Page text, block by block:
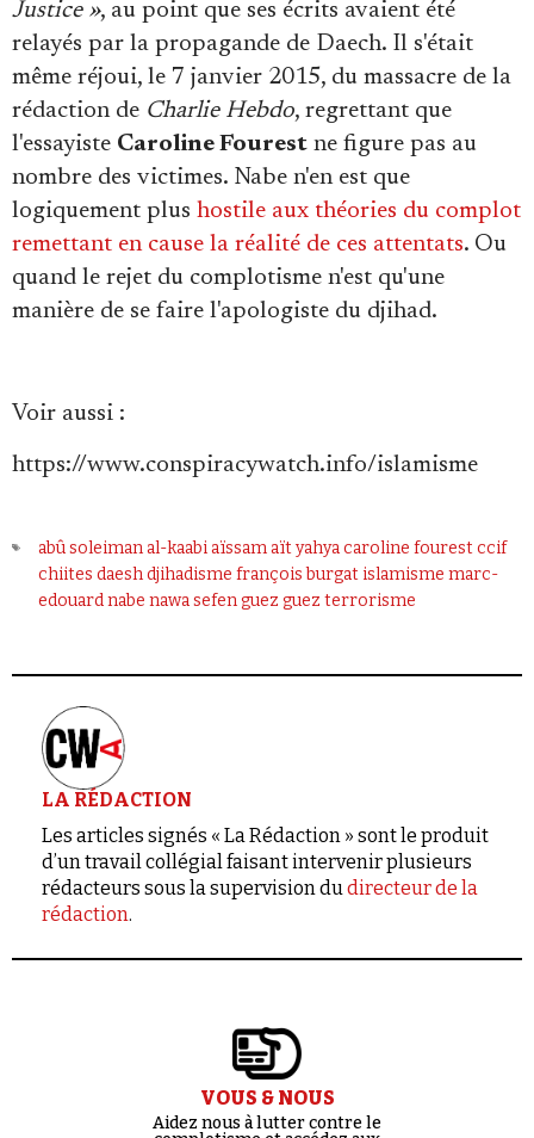
Justice », au point que ses écrits avaient été
relayés par la propagande de Daech. Il s'était
même réjoui, le 7 janvier 2015, du massacre de la
rédaction de Charlie Hebdo, regrettant que
l'essayiste Caroline Fourest ne figure pas au
nombre des victimes. Nabe n'en est que
logiquement plus hostile aux théories du complot
remettant en cause la réalité de ces attentats. Ou
quand le rejet du complotisme n'est qu'une
manière de se faire l'apologiste du djihad.
Voir aussi :
https://www.conspiracywatch.info/islamisme
abû soleiman al-kaabi aïssam aït yahyacaroline fourestccif
chiites daeshdjihadisme françois burgat islamisme marc-
edouard nabe nawasefen guez guez terrorisme
LA RÉDACTION
Les articles signés « La Rédaction » sont le produit
d’un travail collégial faisant intervenir plusieurs
rédacteurs sous la supervision dudirecteur de la
rédaction.
VOUS & NOUS
Aidez nous à lutter contre le